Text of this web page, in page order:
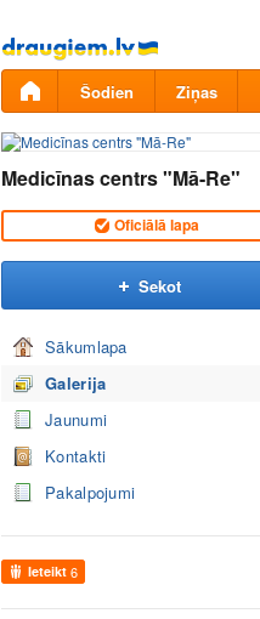
Pāriet
uz
saturu
Šodien Ziņas
Medicīnas centrs "Mā-Re"
Oficiālā lapa
Sekot
Sākumlapa
Galerija
Jaunumi
Kontakti
Pakalpojumi
Ieteikt 6